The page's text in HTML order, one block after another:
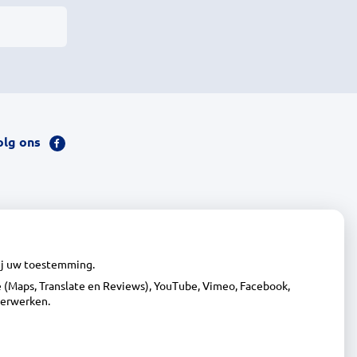
ons
Bezoek
uw toestemming.
Translate en Reviews), YouTube, Vimeo, Facebook,